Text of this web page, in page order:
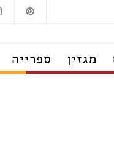
מגזין ספרייה